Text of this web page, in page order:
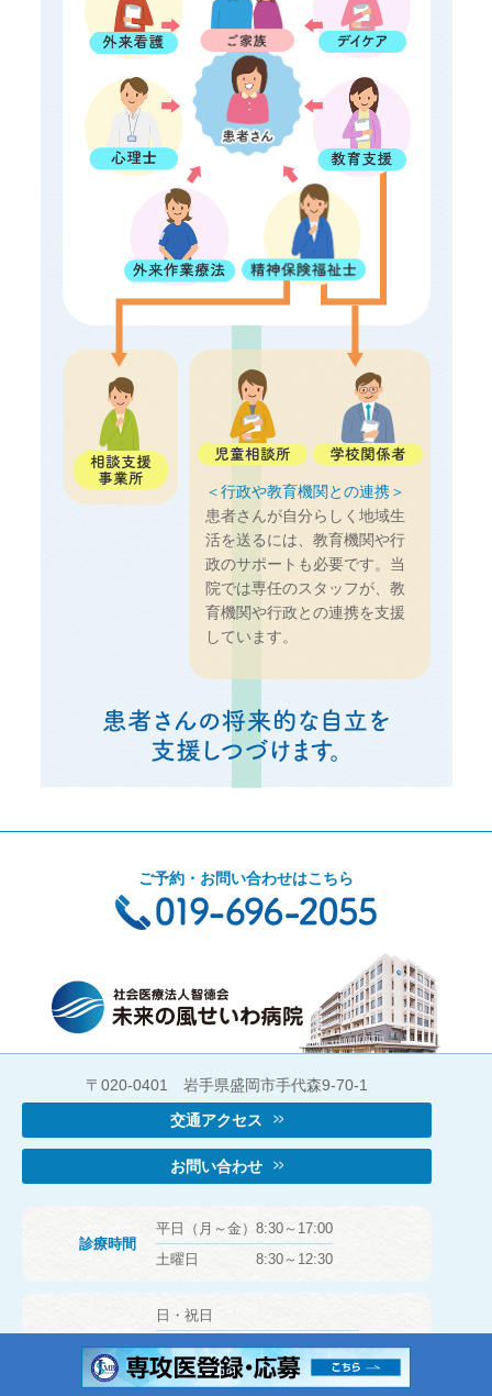
＜行政や教育機関との連携＞
患者さんが自分らしく地域生
活を送るには、教育機関や行
政のサポートも必要です。当
院では専任のスタッフが、教
育機関や行政との連携を支援
しています。
ご予約・お問い合わせはこちら
〒020-0401 岩手県盛岡市手代森9-70-1
交通アクセス
お問い合わせ
診療時間
平日（月～金）8:30～17:00
土曜日 8:30～12:30
休診日
日・祝日
お 盆（8月14～16日）
年末年始（12月29日～1月3日）